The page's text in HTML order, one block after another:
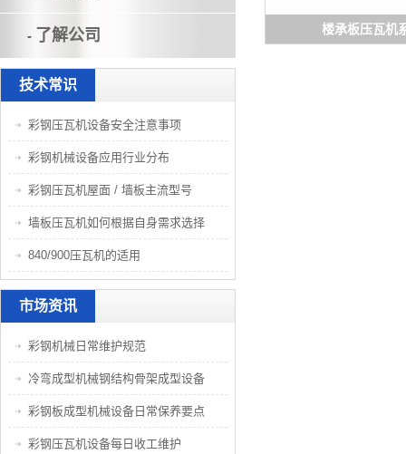
楼承板压瓦机
- 了解公司
技术常识
彩钢压瓦机设备安全注意事项
彩钢机械设备应用行业分布
彩钢压瓦机屋面 / 墙板主流型号
墙板压瓦机如何根据自身需求选择
840/900压瓦机的适用
市场资讯
彩钢机械日常维护规范
冷弯成型机械钢结构骨架成型设备
彩钢板成型机械设备日常保养要点
彩钢压瓦机设备每日收工维护